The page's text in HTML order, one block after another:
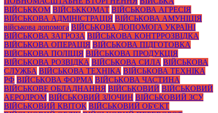
ВІЙСЬККОМ ВІЙСЬККОМАТ ВІЙСЬКОВА АГРЕСІЯ
ВІЙСЬКОВА АДМІНІСТРАЦІЯ ВІЙСЬКОВА АМУНІЦІЯ
військова допомога ВІЙСЬКОВА ДОПОМОГА УКРАЇНІ
ВІЙСЬКОВА ЗАГРОЗА ВІЙСЬКОВА КОНТРРОЗВІДКА
ВІЙСЬКОВА ОПЕРАЦІЯ ВІЙСЬКОВА ПІДГОТОВКА
ВІЙСЬКОВА ПОЛІЦІЯ ВІЙСЬКОВА ПРОДУКЦІЯ
ВІЙСЬКОВА РОЗВІДКА ВІЙСЬКОВА СИЛА ВІЙСЬКОВА
СЛУЖБА ВІЙСЬКОВА ТЕХНІКА ВІЙСЬКОВА ТЕХНІКА
РФ ВІЙСЬКОВА ФОРМА ВІЙСЬКОВА ЧАСТИНА
ВІЙСЬКОВЕ ОБЛАДНАННЯ ВІЙСЬКОВИЙ ВІЙСЬКОВИЙ
АЕРОДРОМ ВІЙСЬКОВИЙ ЗЛОЧИН ВІЙСЬКОВИЙ ЗСУ
ВІЙСЬКОВИЙ КВІТОК ВІЙСЬКОВИЙ ОБ'ЄКТ